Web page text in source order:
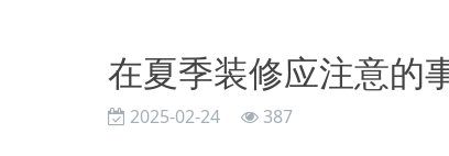
在夏季装修应注意的
2025-02-24 387